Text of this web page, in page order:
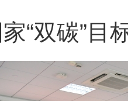
“双碳”目